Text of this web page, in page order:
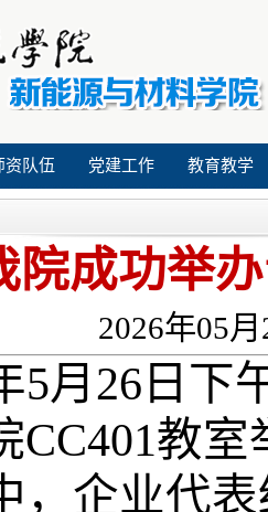
资队伍 党建工作 教育教学
院成功举
2026年05
5月26日下
CC401教室
，企业代